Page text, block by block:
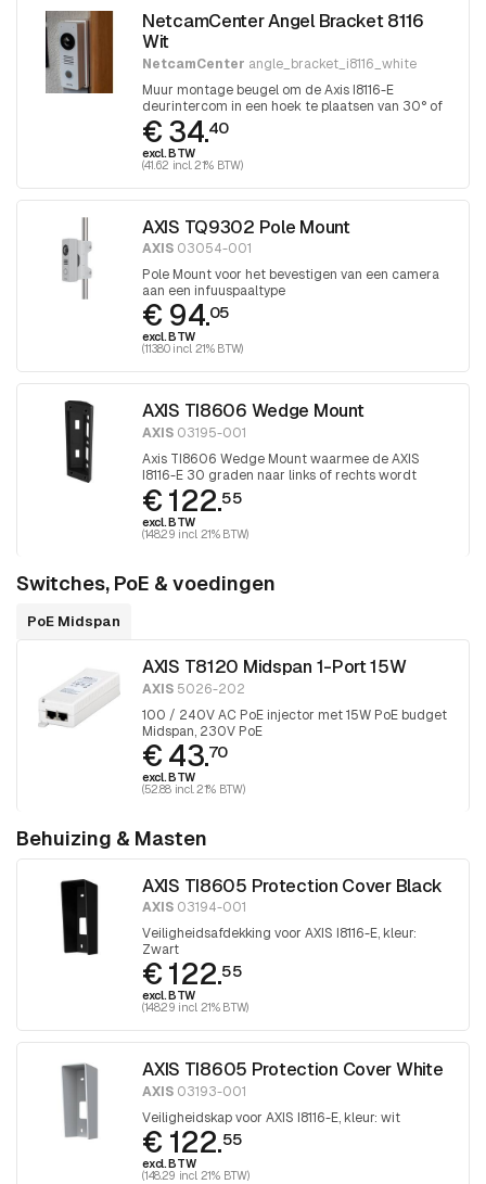
NetcamCenter Angel Bracket 8116
Wit
NetcamCenter angle_bracket_i8116_white
Muur montage beugel om de Axis I8116-E
deurintercom in een hoek te plaatsen van 30° of
60°
€ 34.40
excl. BTW
(41.62 incl. 21% BTW)
AXIS TQ9302 Pole Mount
AXIS 03054-001
Pole Mount voor het bevestigen van een camera
aan een infuuspaaltype
€ 94.05
excl. BTW
(113.80 incl. 21% BTW)
AXIS TI8606 Wedge Mount
AXIS 03195-001
Axis TI8606 Wedge Mount waarmee de AXIS
I8116-E 30 graden naar links of rechts wordt
gepositioneerd
€ 122.55
excl. BTW
(148.29 incl. 21% BTW)
Switches, PoE & voedingen
PoE Midspan
AXIS T8120 Midspan 1-Port 15W
AXIS 5026-202
100 / 240V AC PoE injector met 15W PoE budget
Midspan, 230V PoE
€ 43.70
excl. BTW
(52.88 incl. 21% BTW)
Behuizing & Masten
AXIS TI8605 Protection Cover Black
AXIS 03194-001
Veiligheidsafdekking voor AXIS I8116-E, kleur:
Zwart
€ 122.55
excl. BTW
(148.29 incl. 21% BTW)
AXIS TI8605 Protection Cover White
AXIS 03193-001
Veiligheidskap voor AXIS I8116-E, kleur: wit
€ 122.55
excl. BTW
(148.29 incl. 21% BTW)